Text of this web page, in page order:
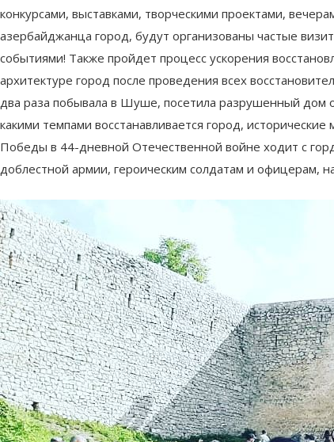
конкурсами, выставками, творческими проектами,
азербайджанца город, будут организованы частые
событиями! Также пройдет процесс ускорения
архитектуре город после проведения всех
два раза побывала в Шуше, посетила разрушенный дом
какими темпами восстанавливается город,
Победы в 44-дневной Отечественной войне ходит с
доблестной армии, героическим солдатам и